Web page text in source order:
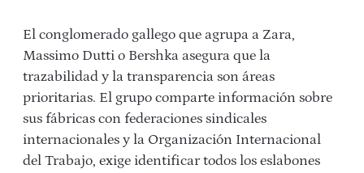
El conglomerado gallego que agrupa a Zara,
Massimo Dutti o Bershka asegura que la
trazabilidad y la transparencia son áreas
prioritarias. El grupo comparte información sobre
sus fábricas con federaciones sindicales
internacionales y la Organización Internacional
del Trabajo, exige identificar todos los eslabones